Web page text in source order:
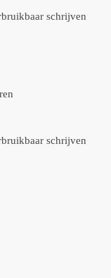
schrijven
schrijven